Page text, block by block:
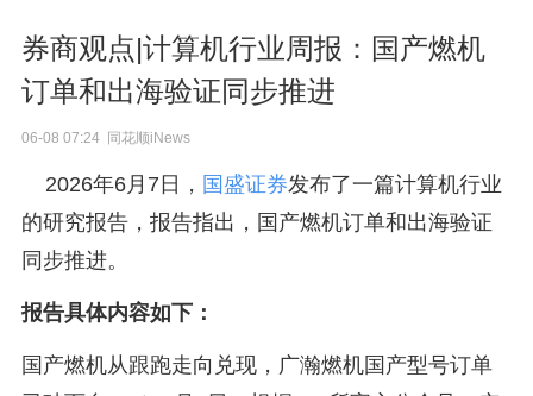
券商观点|计算机行业周报：国产燃机
订单和出海验证同步推进
06-08 07:24 同花顺iNews
2026年6月7日， 国盛证券发布了一篇计算机行业
的研究报告，报告指出，国产燃机订单和出海验证
同步推进。
报告具体内容如下：
国产燃机从跟跑走向兑现，广瀚燃机国产型号订单